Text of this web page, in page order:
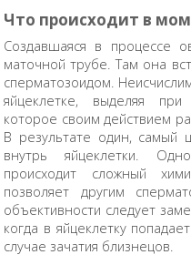
Что происходит в
Создавшаяся в процессе
маточной трубе. Там она
сперматозоидом.
яйцеклетке, выделяя
которое своим действием
В результате один, самый
внутрь яйцеклетки.
происходит сложный
позволяет другим
объективности следует
когда в яйцеклетку
случае зачатия близнецов.